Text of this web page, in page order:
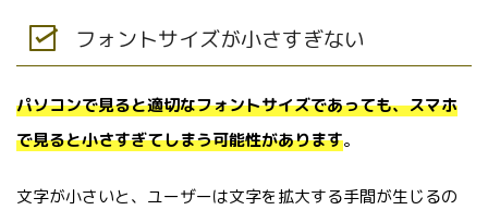
フォントサイズが小さすぎない
パソコンで見ると適切なフォントサイズであっても、スマホ
で見ると小さすぎてしまう可能性があります。
文字が小さいと、ユーザーは文字を拡大する手間が生じるの